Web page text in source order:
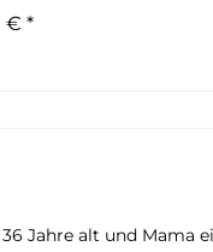
€ *
Jahre alt und Mama